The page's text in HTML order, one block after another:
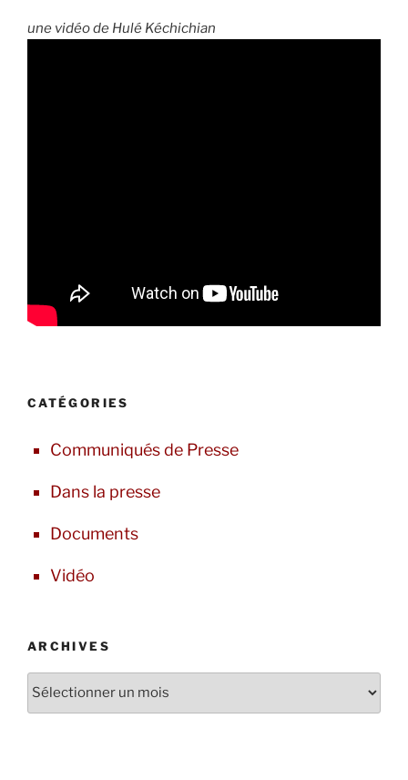
une vidéo de Hulé Kéchichian
CATÉGORIES
Communiqués de Presse
Dans la presse
Documents
Vidéo
ARCHIVES
Archives